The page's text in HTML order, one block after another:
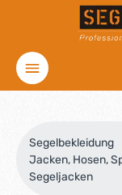
Zum Hauptinhalt
Segelbekleidung
Jacken, Hosen,
Segeljacken